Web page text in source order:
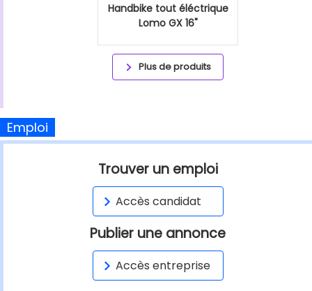
Handbike tout éléctrique
Lomo GX 16"
Plus de produits
Emploi
Trouver un emploi
Accès candidat
Publier une annonce
Accès entreprise